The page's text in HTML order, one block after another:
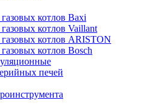
котлов Baxi
котлов Vaillant
газовых котлов ARISTON
котлов Bosch
печей